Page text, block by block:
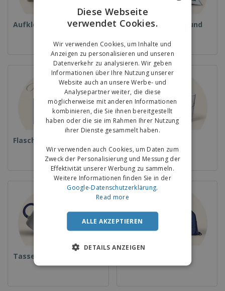
Aufkleber
Magazine, Bücher und
Flaschen
Tassen
ENGLISH
Diese Webseite
verwendet Cookies.
Wir verwenden Cookies, um Inhalte und
Anzeigen zu personalisieren und unseren
Datenverkehr zu analysieren. Wir geben
Informationen über Ihre Nutzung unserer
Website auch an unsere Werbe- und
Analysepartner weiter, die diese
möglicherweise mit anderen Informationen
kombinieren, die Sie ihnen bereitgestellt
haben oder die sie im Rahmen Ihrer Nutzung
ihrer Dienste gesammelt haben.
Wir verwenden auch Cookies, um Daten zum
Zweck der Personalisierung und Messung der
Effektivität unserer Werbung zu sammeln.
Weitere Informationen finden Sie in der
Google-Datenschutzerklärung.
Read more
ALLE AKZEPTIEREN
DETAILS ANZEIGEN